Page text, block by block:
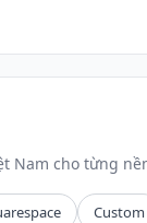
Nam cho từng
Custom